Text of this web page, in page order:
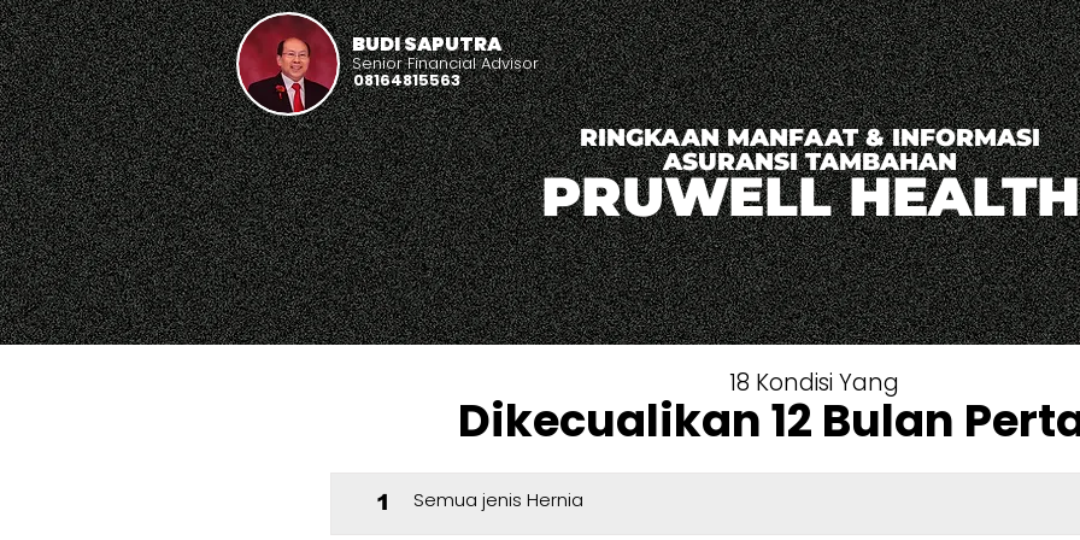
18 Kondisi Yang
Dikecualikan 12 Bulan
1 Semua jenis Hernia
08164815563
Senior Financial Advisor
BUDI SAPUTRA
RINGKAAN MANFAAT & INFORMASI
ASURANSI TAMBAHAN
PRUWELL HEALTH